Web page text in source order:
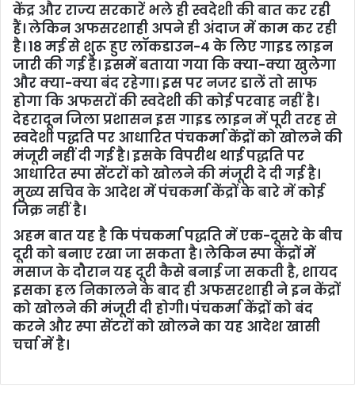
केंद्र और राज्य सरकारें भले ही स्वदेशी की बात कर रही
हैं। लेकिन अफसरशाही अपने ही अंदाज में काम कर रही
है। 18 मई से शुरू हुए लॉकडाउन-4 के लिए गाइड लाइन
जारी की गई है। इसमें बताया गया कि क्या-क्या खुलेगा
और क्या-क्या बंद रहेगा। इस पर नजर डालें तो साफ
होगा कि अफसरों की स्वदेशी की कोई परवाह नहीं है।
देहरादून जिला प्रशासन इस गाइड लाइन में पूरी तरह से
स्वदेशी पद्धति पर आधारित पंचकर्मा केंद्रों को खोलने की
मंजूरी नहीं दी गई है। इसके विपरीथ थाई पद्धति पर
आधारित स्पा सेंटरों को खोलने की मंजूरी दे दी गई है।
मुख्य सचिव के आदेश में पंचकर्मा केंद्रों के बारे में कोई
जिक्र नहीं है।
अहम बात यह है कि पंचकर्मा पद्धति में एक-दूसरे के बीच
दूरी को बनाए रखा जा सकता है। लेकिन स्पा केंद्रों में
मसाज के दौरान यह दूरी कैसे बनाई जा सकती है, शायद
इसका हल निकालने के बाद ही अफसरशाही ने इन केंद्रों
को खोलने की मंजूरी दी होगी। पंचकर्मा केंद्रों को बंद
करने और स्पा सेंटरों को खोलने का यह आदेश खासी
चर्चा में है।